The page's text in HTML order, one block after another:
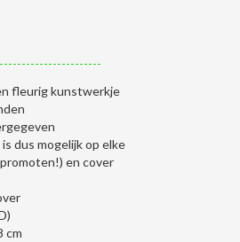
fleurig kunstwerkje
dus mogelijk op elke
en cover
cm